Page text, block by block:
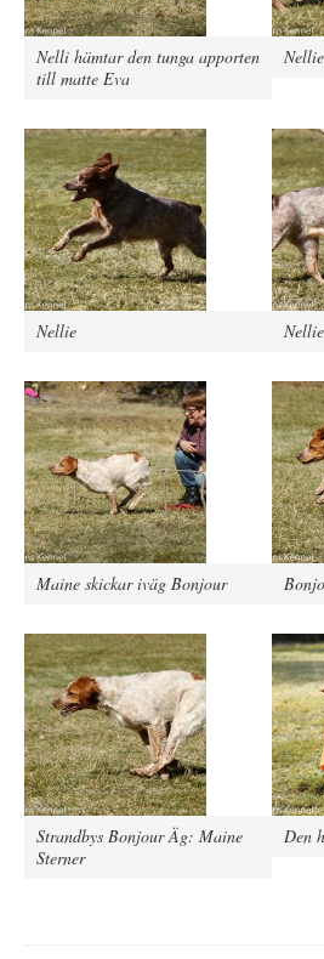
Nelli hämtar den tunga apporten
till matte Eva
Nellie Nellie
Maine skickar iväg Bonjour
Strandbys Bonjour Äg: Maine
Sterner
Den